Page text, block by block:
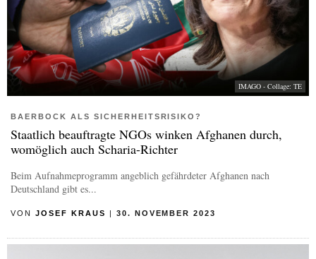
IMAGO - Collage: TE
BAERBOCK ALS SICHERHEITSRISIKO?
Staatlich beauftragte NGOs winken Afghanen durch,
womöglich auch Scharia-Richter
Beim Aufnahmeprogramm angeblich gefährdeter Afghanen nach
Deutschland gibt es...
VON JOSEF KRAUS 30. NOVEMBER 2023